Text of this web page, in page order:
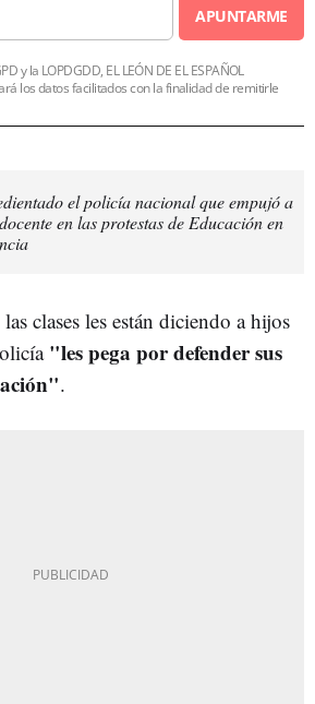
APUNTARME
y la LOPDGDD, EL LEÓN DE EL ESPAÑOL
los datos facilitados con la finalidad de remitirle
el policía nacional que empujó a
en las protestas de Educación en
clases les están diciendo a hijos
"les pega por defender sus
.